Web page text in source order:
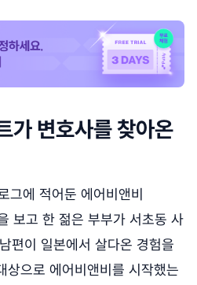
가 변호사를 찾아온
그에 적어둔 에어비앤비
보고 한 젊은 부부가 서초동 사
편이 일본에서 살다온 경험을
으로 에어비앤비를 시작했는